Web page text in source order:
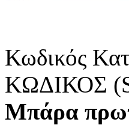
Κωδικός
ΚΩΔΙΚΟΣ
Μπάρα